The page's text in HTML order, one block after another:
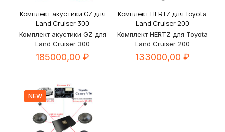
Комплект акустики GZ для
Land Cruiser 300
Комплект акустики GZ для
Land Cruiser 300
185000,00₽
Комплект HERTZ для Toyota
Land Cruiser 200
Комплект HERTZ для Toyota
Land Cruiser 200
133000,00 ₽
NEW